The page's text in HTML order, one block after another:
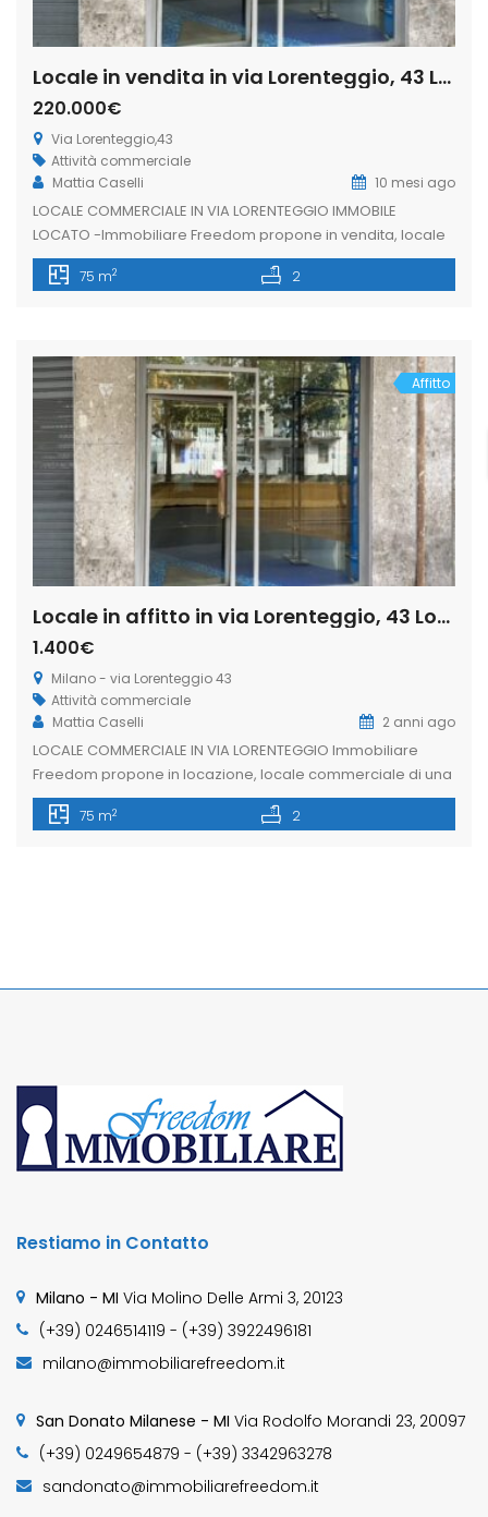
Locale in vendita in via Lorenteggio, 43 Lorenteggio – Giambellino, Milano (Rif. IFM189)
220.000€
Via Lorenteggio,43
Attività commerciale
Mattia Caselli
10 mesi ago
LOCALE COMMERCIALE IN VIA LORENTEGGIO IMMOBILE
LOCATO -Immobiliare Freedom propone in vendita, locale
commerciale di una vetrina su strada di circa 40mq oltre
magazzino. La soluzione è situata in via Lorenteggio, zona
presenta in buone condizioni interne, […]
75 m2 2
Affitto
Locale in affitto in via Lorenteggio, 43 Lorenteggio – Giambellino, Milano (Rif. IFM188)
1.400€
Milano - via Lorenteggio 43
Attività commerciale
Mattia Caselli
2 anni ago
LOCALE COMMERCIALE IN VIA LORENTEGGIO Immobiliare
Freedom propone in locazione, locale commerciale di una
vetrina su strada di circa 40mq. La soluzione è situata in via
Lorenteggio, zona ben servita dai mezzi pubblici, ricca di
75 m2 2
Restiamo in Contatto
Milano - MI Via Molino Delle Armi 3, 20123
(+39) 0246514119 - (+39) 3922496181
milano@immobiliarefreedom.it
San Donato Milanese - MI Via Rodolfo Morandi 23, 20097
(+39) 0249654879 - (+39) 3342963278
sandonato@immobiliarefreedom.it